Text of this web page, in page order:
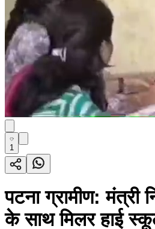
1
पटना ग्रामीण: मंत्री
के साथ मिलर हाई